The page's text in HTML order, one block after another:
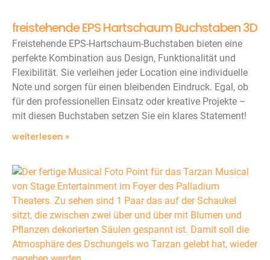
freistehende EPS Hartschaum Buchstaben 3D
Freistehende EPS-Hartschaum-Buchstaben bieten eine
perfekte Kombination aus Design, Funktionalität und
Flexibilität. Sie verleihen jeder Location eine individuelle
Note und sorgen für einen bleibenden Eindruck. Egal, ob
für den professionellen Einsatz oder kreative Projekte –
mit diesen Buchstaben setzen Sie ein klares Statement!
weiterlesen »